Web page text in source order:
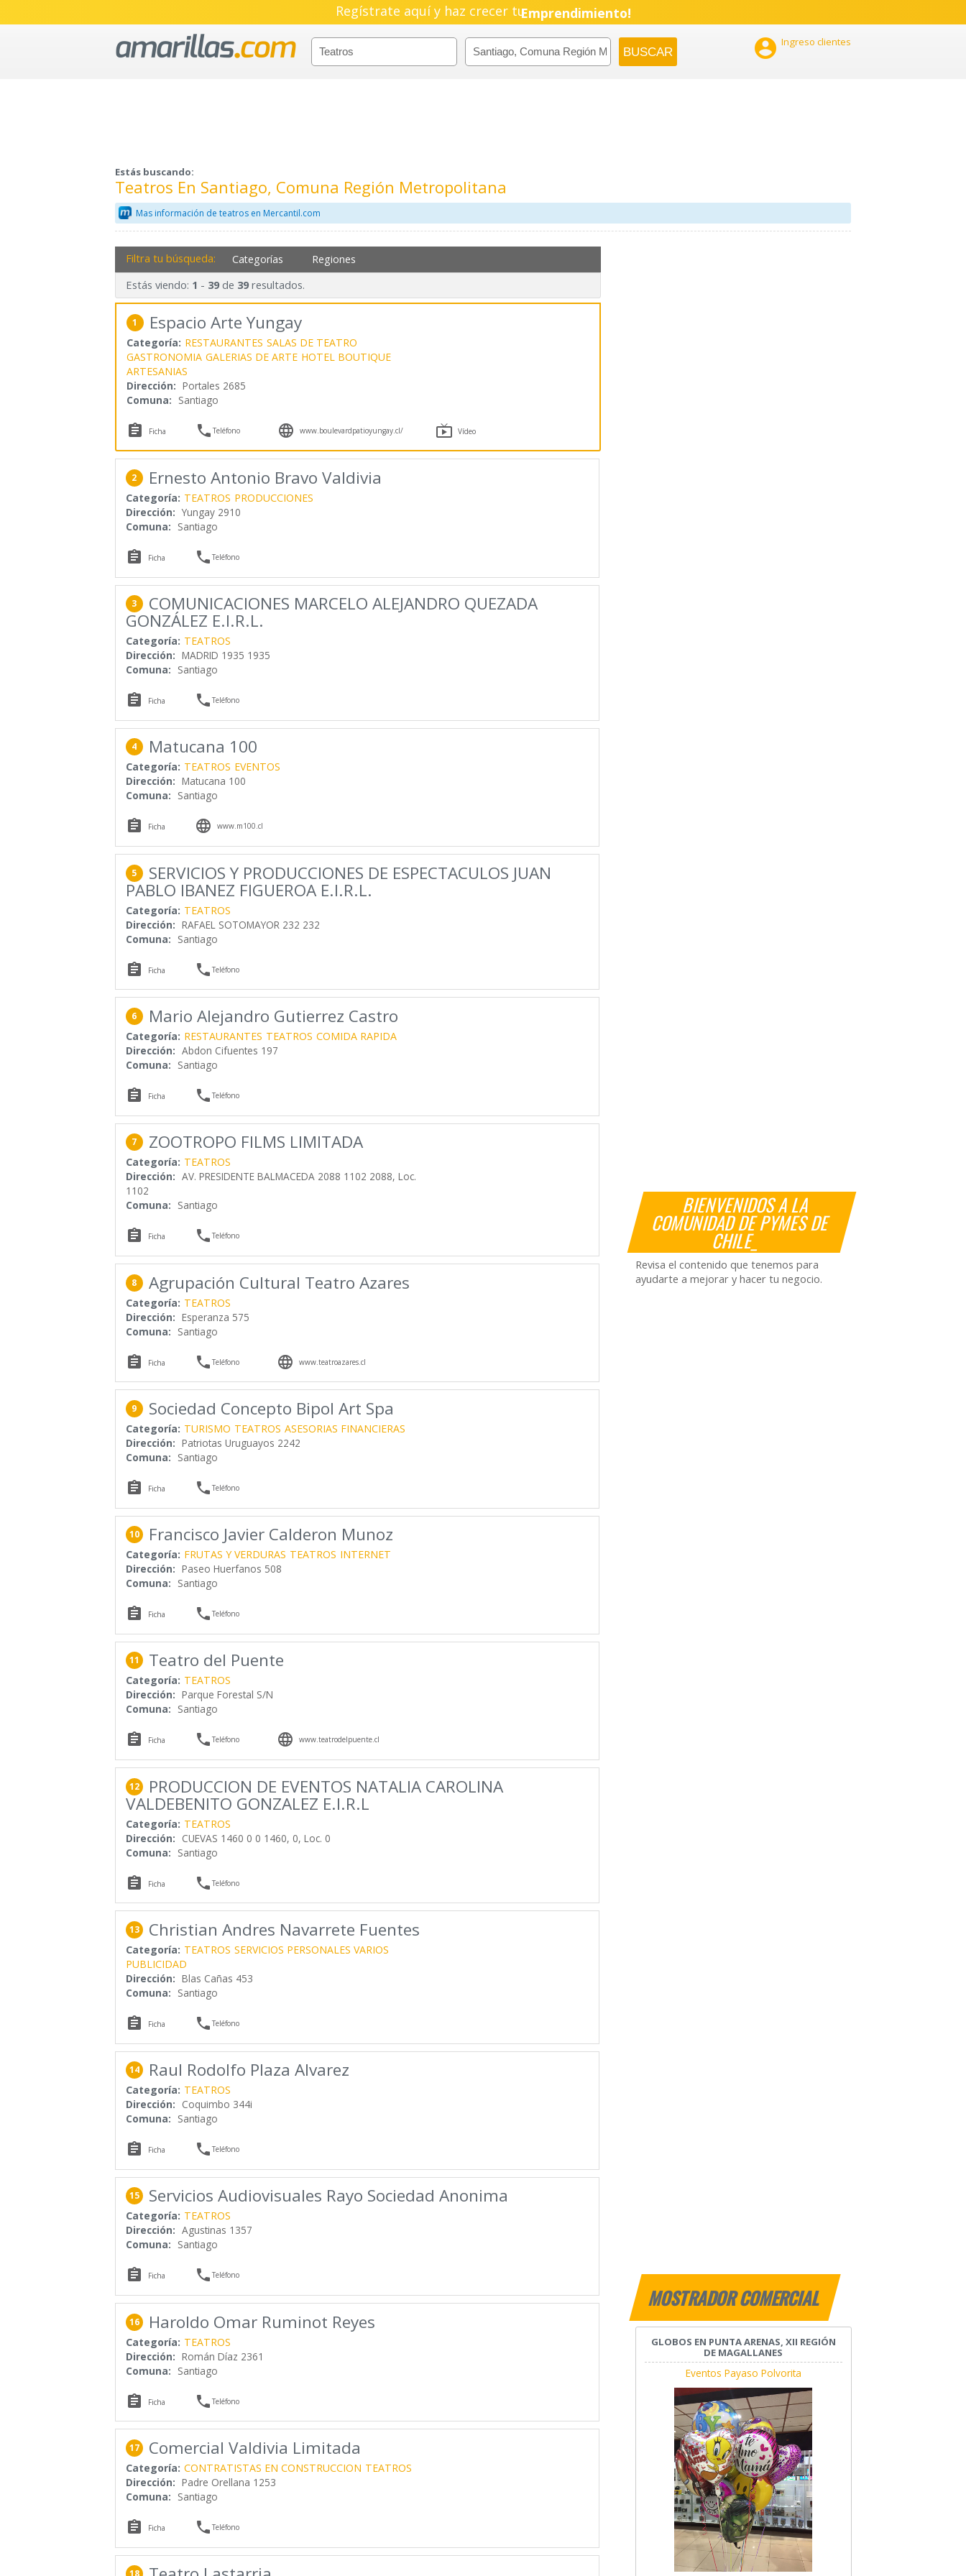
Regístrate aquí y haz crecer tuPyme!
Emprendimiento!
 Ingreso clientes
Estás buscando:
Teatros En Santiago, Comuna Región Metropolitana
Mas información de teatros en Mercantil.com
BIENVENIDOS A LA
COMUNIDAD DE PYMES DE
CHILE_
Revisa el contenido que tenemos para
ayudarte a mejorar y hacer tu negocio.
MOSTRADOR COMERCIAL
GLOBOS EN PUNTA ARENAS, XII REGIÓN
DE MAGALLANES
Eventos Payaso Polvorita
Filtra tu búsqueda: Categorías Regiones
Estás viendo: 1 - 39de 39resultados.
1 Espacio Arte Yungay
Categoría: RESTAURANTES SALAS DE TEATRO
GASTRONOMIA GALERIAS DE ARTE HOTEL BOUTIQUE
ARTESANIAS
Dirección: Portales 2685
Comuna: Santiago
 Ficha Teléfono  www.boulevardpatioyungay.cl/  Vídeo
2 Ernesto Antonio Bravo Valdivia
Categoría: TEATROS PRODUCCIONES
Dirección: Yungay 2910
Comuna: Santiago
 Ficha Teléfono
3 COMUNICACIONES MARCELO ALEJANDRO QUEZADA
GONZÁLEZ E.I.R.L.
Categoría: TEATROS
Dirección: MADRID 1935 1935
Comuna: Santiago
 Ficha Teléfono
4 Matucana 100
Categoría: TEATROS EVENTOS
Dirección: Matucana 100
Comuna: Santiago
 Ficha  www.m100.cl
5 SERVICIOS Y PRODUCCIONES DE ESPECTACULOS JUAN
PABLO IBANEZ FIGUEROA E.I.R.L.
Categoría: TEATROS
Dirección: RAFAEL SOTOMAYOR 232 232
Comuna: Santiago
 Ficha Teléfono
6 Mario Alejandro Gutierrez Castro
Categoría: RESTAURANTES TEATROS COMIDA RAPIDA
Dirección: Abdon Cifuentes 197
Comuna: Santiago
 Ficha Teléfono
7 ZOOTROPO FILMS LIMITADA
Categoría: TEATROS
Dirección: AV. PRESIDENTE BALMACEDA 2088 1102 2088, Loc.
1102
Comuna: Santiago
 Ficha Teléfono
8 Agrupación Cultural Teatro Azares
Categoría: TEATROS
Dirección: Esperanza 575
Comuna: Santiago
 Ficha Teléfono  www.teatroazares.cl
9 Sociedad Concepto Bipol Art Spa
Categoría: TURISMO TEATROS ASESORIAS FINANCIERAS
Dirección: Patriotas Uruguayos 2242
Comuna: Santiago
 Ficha Teléfono
10 Francisco Javier Calderon Munoz
Categoría: FRUTAS Y VERDURAS TEATROS INTERNET
Dirección: Paseo Huerfanos 508
Comuna: Santiago
 Ficha Teléfono
11 Teatro del Puente
Categoría: TEATROS
Dirección: Parque Forestal S/N
Comuna: Santiago
 Ficha Teléfono  www.teatrodelpuente.cl
12 PRODUCCION DE EVENTOS NATALIA CAROLINA
VALDEBENITO GONZALEZ E.I.R.L
Categoría: TEATROS
Dirección: CUEVAS 1460 0 0 1460, 0, Loc. 0
Comuna: Santiago
 Ficha Teléfono
13 Christian Andres Navarrete Fuentes
Categoría: TEATROS SERVICIOS PERSONALES VARIOS
PUBLICIDAD
Dirección: Blas Cañas 453
Comuna: Santiago
 Ficha Teléfono
14 Raul Rodolfo Plaza Alvarez
Categoría: TEATROS
Dirección: Coquimbo 344i
Comuna: Santiago
 Ficha Teléfono
15 Servicios Audiovisuales Rayo Sociedad Anonima
Categoría: TEATROS
Dirección: Agustinas 1357
Comuna: Santiago
 Ficha Teléfono
16 Haroldo Omar Ruminot Reyes
Categoría: TEATROS
Dirección: Román Díaz 2361
Comuna: Santiago
 Ficha Teléfono
17 Comercial Valdivia Limitada
Categoría: CONTRATISTAS EN CONSTRUCCION TEATROS
Dirección: Padre Orellana 1253
Comuna: Santiago
 Ficha Teléfono